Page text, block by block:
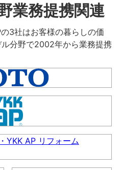
業務提携関連
3社はお客様の暮らしの価
分野で2002年から業務提携